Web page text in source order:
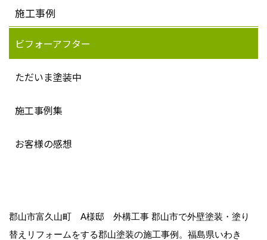
施工事例
ビフォーアフター
ただいま塗装中
施工事例集
お客様の感想
郡山市富久山町 A様邸 外構工事 郡山市で外壁塗装・塗り
替えリフォームをする郡山塗装の施工事例。福島県いわき